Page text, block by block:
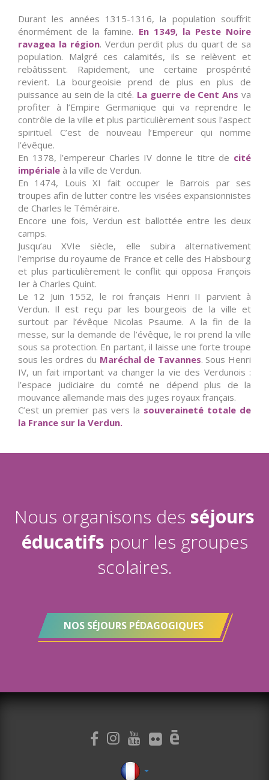
Durant les années 1315-1316, la population souffrit
énormément de la famine. En 1349, la Peste Noire
ravagea la région. Verdun perdit plus du quart de sa
population. Malgré ces calamités, ils se relèvent et
rebâtissent. Rapidement, une certaine prospérité
revient. La bourgeoisie prend de plus en plus de
puissance au sein de la cité. La guerre de Cent Ans va
profiter à l’Empire Germanique qui va reprendre le
contrôle de la ville et plus particulièrement sous l'aspect
spirituel. C’est de nouveau l’Empereur qui nomme
l’évêque.
En 1378, l’empereur Charles IV donne le titre de cité
impériale à la ville de Verdun.
En 1474, Louis XI fait occuper le Barrois par ses
troupes afin de lutter contre les visées expansionnistes
de Charles le Téméraire.
Encore une fois, Verdun est ballottée entre les deux
camps.
Jusqu’au XVIe siècle, elle subira alternativement
l’emprise du royaume de France et celle des Habsbourg
et plus particulièrement le conflit qui opposa François
Ier à Charles Quint.
Le 12 Juin 1552, le roi français Henri II parvient à
Verdun. Il est reçu par les bourgeois de la ville et
surtout par l’évêque Nicolas Psaume. A la fin de la
messe, sur la demande de l’évêque, le roi prend la ville
sous sa protection. En partant, il laisse une forte troupe
sous les ordres du Maréchal de Tavannes. Sous Henri
IV, un fait important va changer la vie des Verdunois :
l’espace judiciaire du comté ne dépend plus de la
mouvance allemande mais des juges royaux français.
C’est un premier pas vers la souveraineté totale de
la France sur la Verdun.
Nous organisons des séjours
éducatifs pour les groupes
scolaires.
NOS SÉJOURS PÉDAGOGIQUES